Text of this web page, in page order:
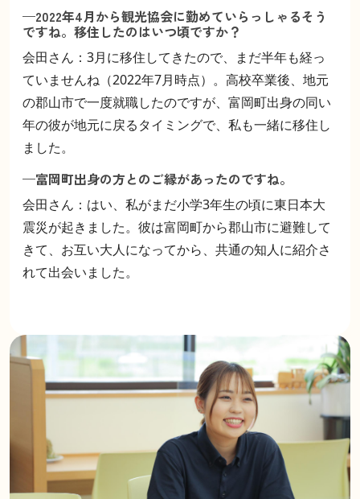
—2022年4月から観光協会に勤めていらっしゃるそう
ですね。移住したのはいつ頃ですか？
会田さん：3月に移住してきたので、まだ半年も経っ
ていませんね（2022年7月時点）。高校卒業後、地元
の郡山市で一度就職したのですが、富岡町出身の同い
年の彼が地元に戻るタイミングで、私も一緒に移住し
ました。
—富岡町出身の方とのご縁があったのですね。
会田さん：はい、私がまだ小学3年生の頃に東日本大
震災が起きました。彼は富岡町から郡山市に避難して
きて、お互い大人になってから、共通の知人に紹介さ
れて出会いました。